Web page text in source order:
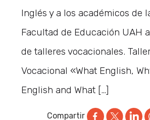
Inglés y a los académicos de
Facultad de Educación UAH
de talleres vocacionales.
Vocacional «What English,
English and What […]
Compartir